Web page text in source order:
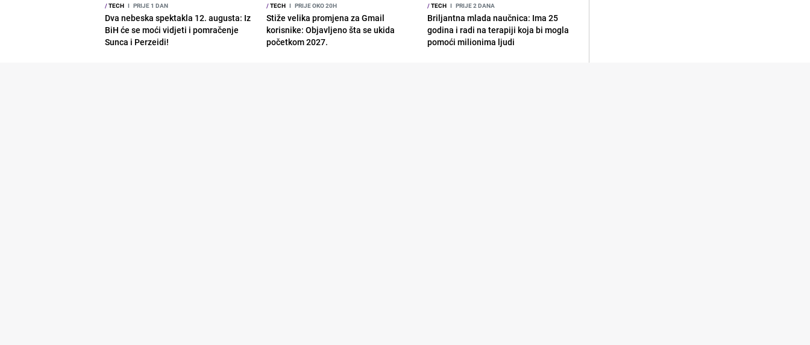
/TECH I PRIJE 1 DAN
Dva nebeska spektakla 12. augusta: Iz
BiH će se moći vidjeti i pomračenje
Sunca i Perzeidi!
/TECH I PRIJE OKO 20H
Stiže velika promjena za Gmail
korisnike: Objavljeno šta se ukida
početkom 2027.
/TECH I PRIJE 2 DANA
Briljantna mlada naučnica: Ima 25
godina i radi na terapiji koja bi mogla
pomoći milionima ljudi